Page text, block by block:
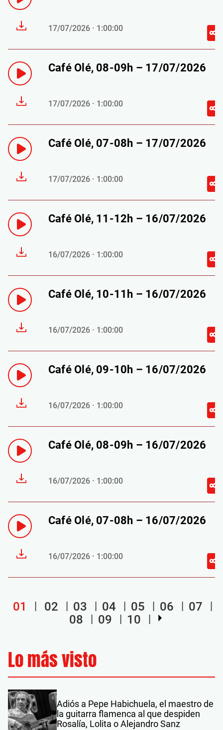
17/07/2026 · 1:00:00
Café Olé, 08-09h – 17/07/2026
17/07/2026 · 1:00:00
Café Olé, 07-08h – 17/07/2026
17/07/2026 · 1:00:00
Café Olé, 11-12h – 16/07/2026
16/07/2026 · 1:00:00
Café Olé, 10-11h – 16/07/2026
16/07/2026 · 1:00:00
Café Olé, 09-10h – 16/07/2026
16/07/2026 · 1:00:00
Café Olé, 08-09h – 16/07/2026
16/07/2026 · 1:00:00
Café Olé, 07-08h – 16/07/2026
16/07/2026 · 1:00:00
01 02 03 04 05 06
07
08
09 10
Lo más visto
Adiós a Pepe Habichuela, el maestro de
la guitarra flamenca al que despiden
Rosalía, Lolita o Alejandro Sanz